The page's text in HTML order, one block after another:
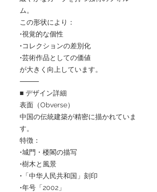
ム。
この形状により：
•視覚的な個性
•コレクションの差別化
•芸術作品としての価値
が大きく向上しています。
⸻
■ デザイン詳細
表面（Obverse）
中国の伝統建築が精密に描かれていま
す。
特徴：
•城門・楼閣の描写
•樹木と風景
•「中华人民共和国」刻印
•年号「2002」